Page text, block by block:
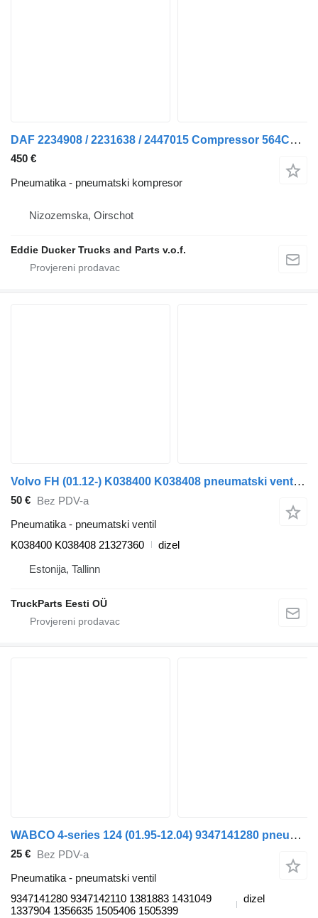
DAF 2234908 / 2231638 / 2447015 Compressor 564CC MX-11 pneumatski kompresor za tegljača
450 €
Pneumatika - pneumatski kompresor
Nizozemska, Oirschot
Eddie Ducker Trucks and Parts v.o.f.
Volvo FH (01.12-) K038400 K038408 pneumatski ventil za Volvo FH, FM, FMX-4 series (2013-) tegljača
50 € Bez PDV-a
Pneumatika - pneumatski ventil
K038400 K038408 21327360
dizel
Estonija, Tallinn
TruckParts Eesti OÜ
WABCO 4-series 124 (01.95-12.04) 9347141280 pneumatski ventil za Scania 4-series (1995-2006) tegljača
25 € Bez PDV-a
Pneumatika - pneumatski ventil
9347141280 9347142110 1381883 1431049
1337904 1356635 1505406 1505399
dizel